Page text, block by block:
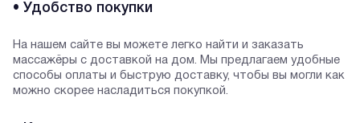
• Удобство покупки
На нашем сайте вы можете легко найти и заказать
массажёры с доставкой на дом. Мы предлагаем удобные
способы оплаты и быструю доставку, чтобы вы могли как
можно скорее насладиться покупкой.